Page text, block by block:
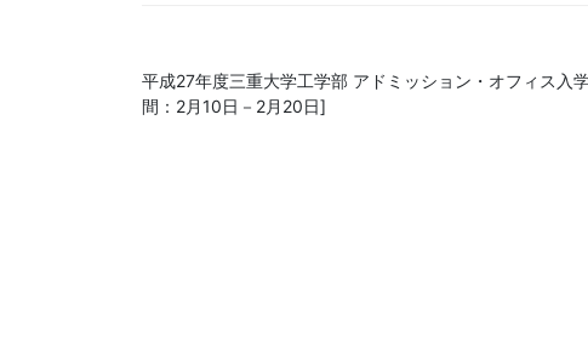
平成27年度三重大学工学部 アドミッション・オフィス入
間：2月10日－2月20日]